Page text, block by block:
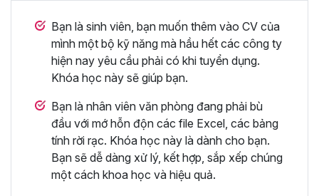
Bạn là sinh viên, bạn muốn thêm vào CV của
mình một bộ kỹ năng mà hầu hết các công ty
hiện nay yêu cầu phải có khi tuyển dụng.
Khóa học này sẽ giúp bạn.
Bạn là nhân viên văn phòng đang phải bù
đầu với mớ hỗn độn các file Excel, các bảng
tính rời rạc. Khóa học này là dành cho bạn.
Bạn sẽ dễ dàng xử lý, kết hợp, sắp xếp chúng
một cách khoa học và hiệu quả.